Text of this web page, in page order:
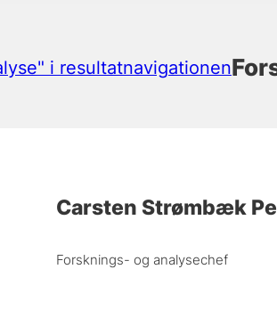
i resultatnavigationen
Carsten Strømbæk
Forsknings- og analysechef